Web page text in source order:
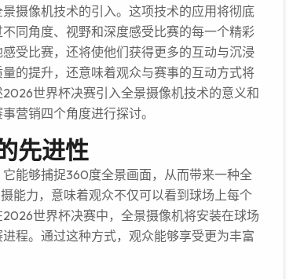
摄像机技术的引入。这项技术的应用将彻底
同角度、视野和深度感受比赛的每一个精彩
受比赛，还将使他们获得更多的互动与沉浸
的提升，还意味着观众与赛事的互动方式将
世界杯决赛引入全景摄像机技术的意义和
营销四个角度进行探讨。
先进性
能够捕捉360度全景画面，从而带来一种全
能力，意味着观众不仅可以看到球场上每个
世界杯决赛中，全景摄像机将安装在球场
程。通过这种方式，观众能够享受更为丰富